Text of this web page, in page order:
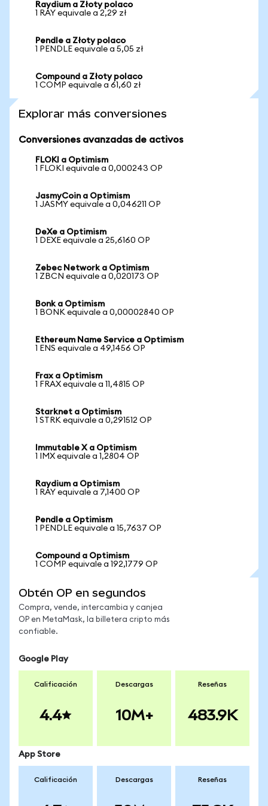
Raydium a Złoty polaco
1 RAY equivale a 2,29 zł
Pendle a Złoty polaco
1 PENDLE equivale a 5,05 zł
Compound a Złoty polaco
1 COMP equivale a 61,60 zł
Explorar más conversiones
Conversiones avanzadas de activos
FLOKI a Optimism
1 FLOKI equivale a 0,000243 OP
JasmyCoin a Optimism
1 JASMY equivale a 0,046211 OP
DeXe a Optimism
1 DEXE equivale a 25,6160 OP
Zebec Network a Optimism
1 ZBCN equivale a 0,020173 OP
Bonk a Optimism
1 BONK equivale a 0,00002840 OP
Ethereum Name Service a Optimism
1 ENS equivale a 49,1456 OP
Frax a Optimism
1 FRAX equivale a 11,4815 OP
Starknet a Optimism
1 STRK equivale a 0,291512 OP
Immutable X a Optimism
1 IMX equivale a 1,2804 OP
Raydium a Optimism
1 RAY equivale a 7,1400 OP
Pendle a Optimism
1 PENDLE equivale a 15,7637 OP
Compound a Optimism
1 COMP equivale a 192,1779 OP
Obtén OP en segundos
Compra, vende, intercambia y canjea
OP en MetaMask, la billetera cripto más
confiable.
Google Play
Calificación
4.4
Descargas
10M+
Reseñas
483.9K
App Store
Calificación Descargas Reseñas